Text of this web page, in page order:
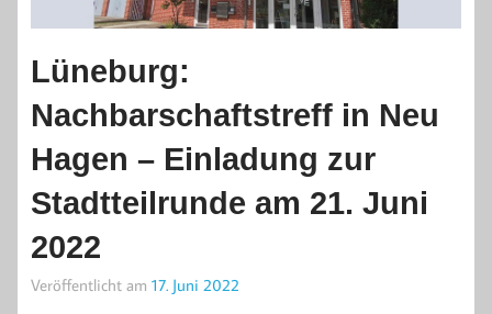
Lüneburg:
Nachbarschaftstreff in Neu
Hagen – Einladung zur
Stadtteilrunde am 21. Juni
2022
Veröffentlicht am 17. Juni 2022